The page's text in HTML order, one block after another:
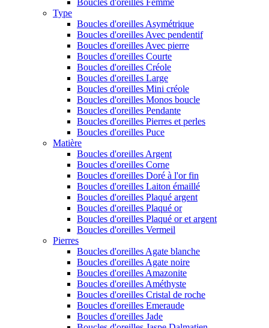
Boucles d'oreilles Femme
Type
Boucles d'oreilles Asymétrique
Boucles d'oreilles Avec pendentif
Boucles d'oreilles Avec pierre
Boucles d'oreilles Courte
Boucles d'oreilles Créole
Boucles d'oreilles Large
Boucles d'oreilles Mini créole
Boucles d'oreilles Monos boucle
Boucles d'oreilles Pendante
Boucles d'oreilles Pierres et perles
Boucles d'oreilles Puce
Matière
Boucles d'oreilles Argent
Boucles d'oreilles Corne
Boucles d'oreilles Doré à l'or fin
Boucles d'oreilles Laiton émaillé
Boucles d'oreilles Plaqué argent
Boucles d'oreilles Plaqué or
Boucles d'oreilles Plaqué or et argent
Boucles d'oreilles Vermeil
Pierres
Boucles d'oreilles Agate blanche
Boucles d'oreilles Agate noire
Boucles d'oreilles Amazonite
Boucles d'oreilles Améthyste
Boucles d'oreilles Cristal de roche
Boucles d'oreilles Emeraude
Boucles d'oreilles Jade